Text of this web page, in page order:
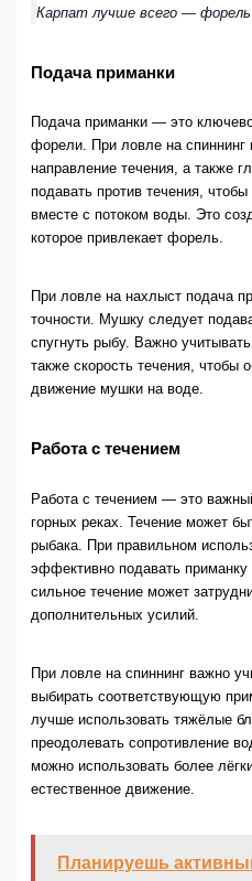
Карпат лучше всего —
Подача приманки
Подача приманки — это
форели. При ловле на спиннинг
направление течения, а также
подавать против течения,
вместе с потоком воды. Это
которое привлекает форель.
При ловле на нахлыст подача
точности. Мушку следует
спугнуть рыбу. Важно
также скорость течения, чтобы
движение мушки на воде.
Работа с течением
Работа с течением — это
горных реках. Течение может
рыбака. При правильном
эффективно подавать
сильное течение может
дополнительных усилий.
При ловле на спиннинг важно
выбирать соответствующую
лучше использовать тяжёлые
преодолевать сопротивление
можно использовать более
естественное движение.
Планируешь